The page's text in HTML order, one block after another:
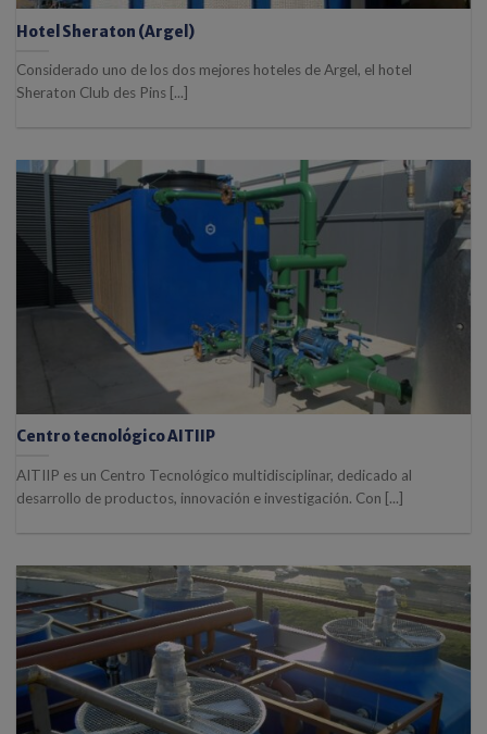
Hotel Sheraton (Argel)
Considerado uno de los dos mejores hoteles de Argel, el hotel
Sheraton Club des Pins [...]
Centro tecnológico AITIIP
AITIIP es un Centro Tecnológico multidisciplinar, dedicado al
desarrollo de productos, innovación e investigación. Con [...]